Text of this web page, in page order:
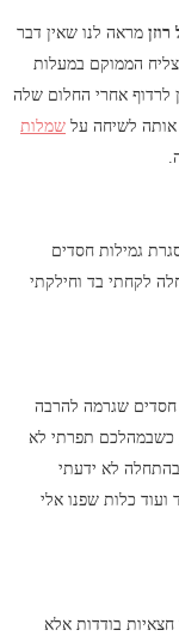
רוזן מראה לנו שאין דבר
הממוקם במעלות
לרדוף אחרי החלום שלה
אותה לשיחה על שמלות
גמילות חסדים
לקחתי בד וחילקתי
חסדים שגרמה להרבה
כשבמהלכם תפרתי לא
לא ידעתי
ועוד כלות שפנו אלי
בודדות אלא